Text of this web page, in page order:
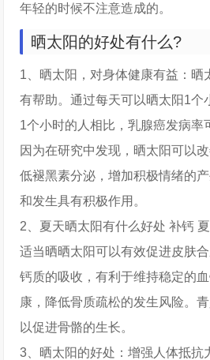
年轻的时候不注意造成的。
晒太阳的好处有什么?
1、晒太阳，对身体健康有益：晒
有帮助。通过每天可以晒太阳1个
1个小时的人相比，乳腺癌发病率
因为在研究中发现，晒太阳可以
低褪黑素分泌，增加积极情绪的
和发生具有积极作用。
2、夏天晒太阳有什么好处 补钙
适当晒晒太阳可以有效促进皮肤
钙质的吸收，有利于维持稳定的
康，降低骨质疏松的发生风险。
以促进骨骼的生长。
3、晒太阳的好处：增强人体抵抗